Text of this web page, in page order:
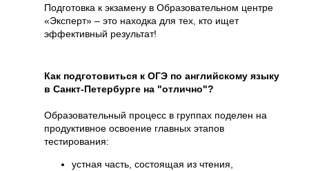
Подготовка к экзамену в Образовательном центре
«Эксперт» – это находка для тех, кто ищет
эффективный результат!
Как подготовиться к ОГЭ по английскому языку
в Санкт-Петербурге на "отлично"?
Образовательный процесс в группах поделен на
продуктивное освоение главных этапов
тестирования:
устная часть, состоящая из чтения,